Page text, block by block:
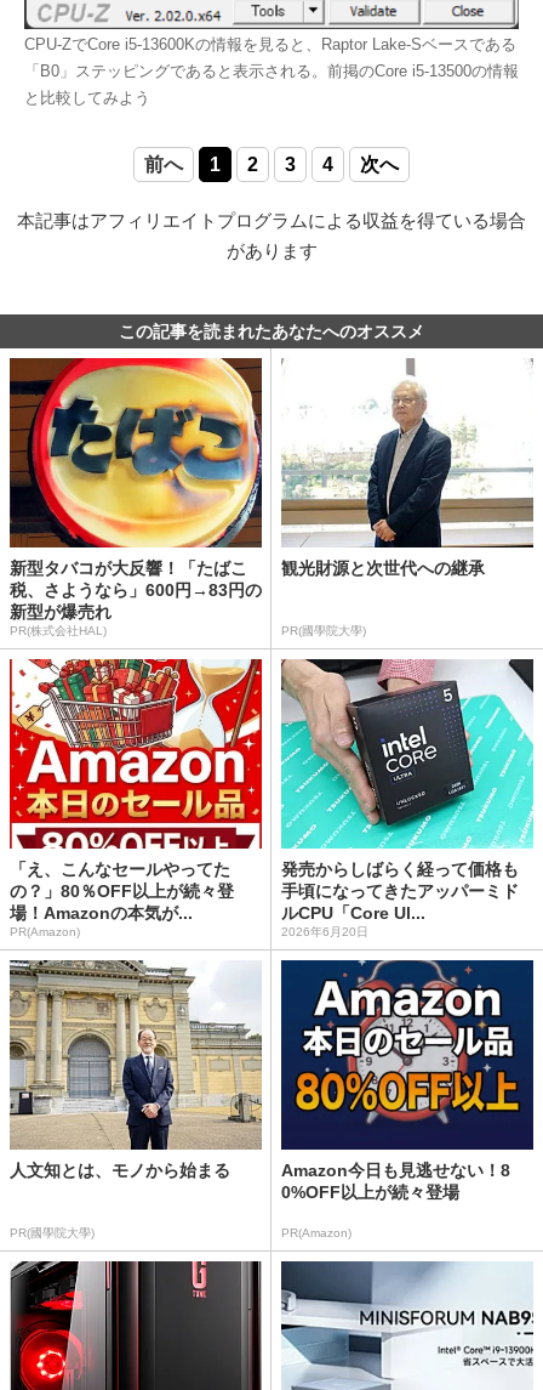
CPU-ZでCore i5-13600Kの情報を見ると、Raptor Lake-Sベースである
「B0」ステッピングであると表示される。前掲のCore i5-13500の情報
と比較してみよう
前へ 1 2 3 4 次へ
本記事はアフィリエイトプログラムによる収益を得ている場合
があります
この記事を読まれたあなたへのオススメ
新型タバコが大反響！「たばこ
税、さようなら」600円→83円の
新型が爆売れ
PR(株式会社HAL)
観光財源と次世代への継承
PR(國學院大學)
「え、こんなセールやってた
の？」80％OFF以上が続々登
場！Amazonの本気が...
PR(Amazon)
発売からしばらく経って価格も
手頃になってきたアッパーミド
ルCPU「Core Ul...
2026年6月20日
人文知とは、モノから始まる
PR(國學院大學)
Amazon今日も見逃せない！8
0%OFF以上が続々登場
PR(Amazon)